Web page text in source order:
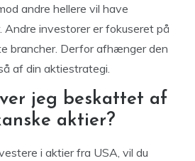
andre hellere vil have
Andre investorer er fokuseret på
brancher. Derfor afhænger den
af din aktiestrategi.
jeg beskattet af
aktier?
i aktier fra USA, vil du